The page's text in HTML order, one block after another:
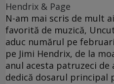
Hendrix & Page
N-am mai scris de mult
favorită de muzică,
aduc numărul pe
pe Jimi Hendrix, de la
anul acesta patruzeci de
dedică dosarul